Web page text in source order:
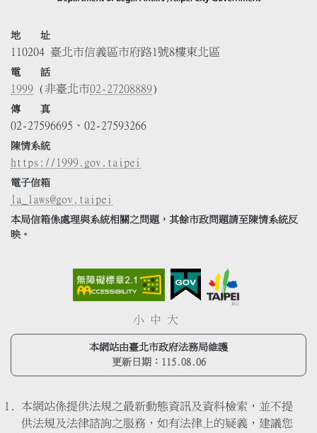
地 址
110204 臺北市信義區市府路1號8樓東北區
電 話
1999 (非臺北市02-27208889)
傳 真
02-27596695、02-27593266
陳情系統
https://1999.gov.taipei
電子信箱
la_laws@gov.taipei
本局信箱係處理與系統相關之問題，其餘市政問題請至陳情系統反
映。
小 中 大
本網站由臺北市政府法務局維護
更新日期： 115.08.06
本網站係提供法規之最新動態資訊及資料檢索，並不提
供法規及法律諮詢之服務，如有法律上的疑義，建議您